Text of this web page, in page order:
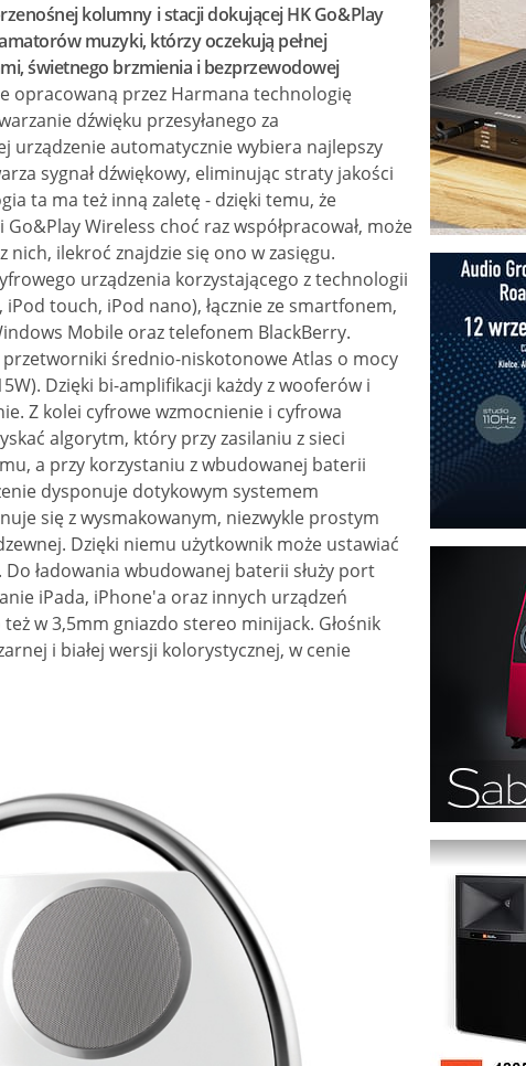
kolumny i stacji dokującej HK Go&Play
muzyki, którzy oczekują pełnej
świetnego brzmienia i bezprzewodowej
opracowaną przez Harmana technologię
dźwięku przesyłanego za
urządzenie automatycznie wybiera najlepszy
sygnał dźwiękowy, eliminując straty jakości
ta ma też inną zaletę - dzięki temu, że
Wireless choć raz współpracował, może
nich, ilekroć znajdzie się ono w zasięgu.
urządzenia korzystającego z technologii
touch, iPod nano), łącznie ze smartfonem,
Mobile oraz telefonem BlackBerry.
średnio-niskotonowe Atlas o mocy
Dzięki bi-amplifikacji każdy z wooferów i
Z kolei cyfrowe wzmocnienie i cyfrowa
algorytm, który przy zasilaniu z sieci
a przy korzystaniu z wbudowanej baterii
dysponuje dotykowym systemem
się z wysmakowanym, niezwykle prostym
Dzięki niemu użytkownik może ustawiać
ładowania wbudowanej baterii służy port
iPada, iPhone'a oraz innych urządzeń
w 3,5mm gniazdo stereo minijack. Głośnik
i białej wersji kolorystycznej, w cenie